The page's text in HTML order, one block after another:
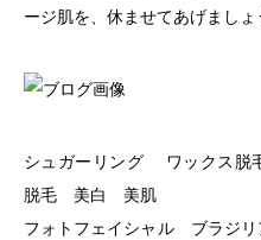
ージ肌を、休ませてあげまし
シュガーリング ワックス
脱毛 美白 美肌
フォトフェイシャル ブラジ